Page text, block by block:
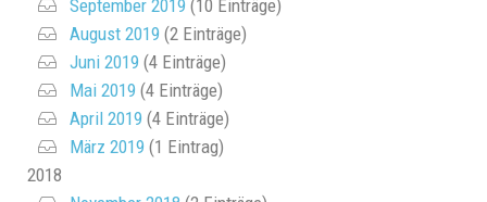
September 2019 (10 Einträge)
August 2019 (2 Einträge)
Juni 2019 (4 Einträge)
Mai 2019 (4 Einträge)
April 2019 (4 Einträge)
März 2019 (1 Eintrag)
2018